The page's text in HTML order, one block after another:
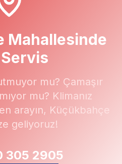
Mahallesinde
mu? Çamaşır
mu? Klimanız
arayın, Küçükbahçe
geliyoruz!
305 2905